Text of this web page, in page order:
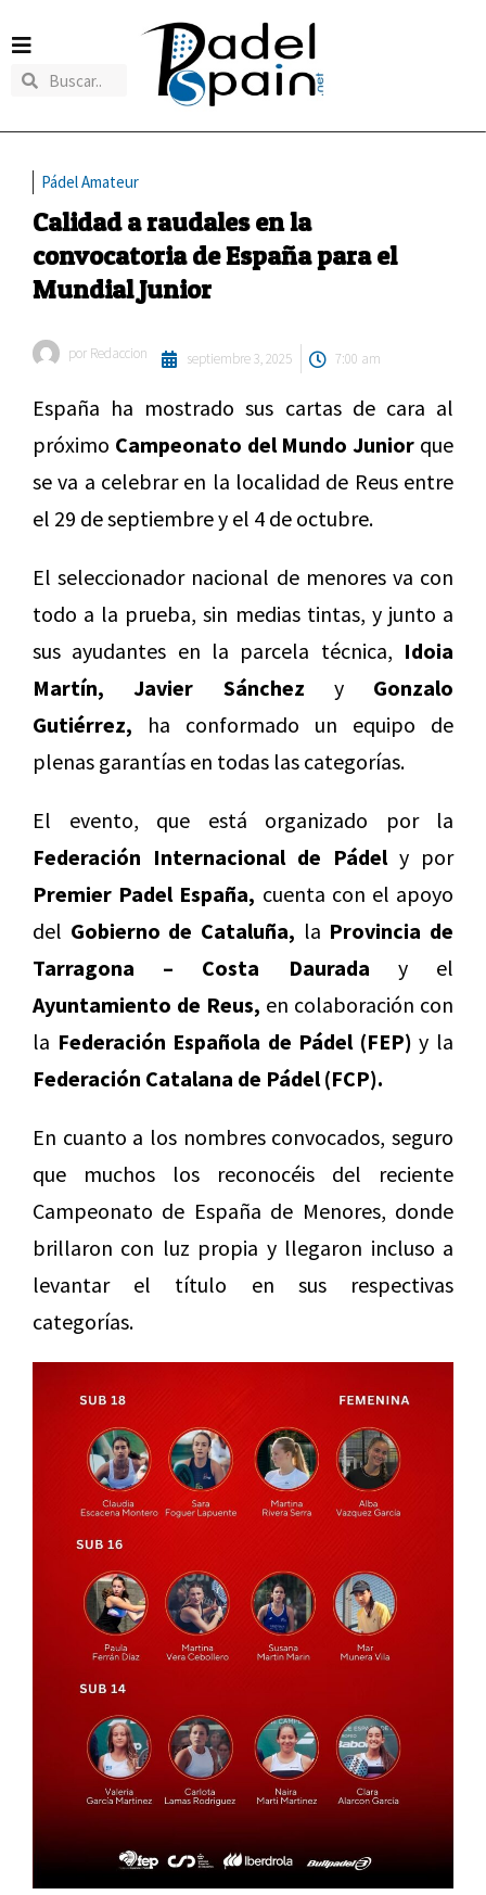
Pádel Amateur
Calidad a raudales en la
convocatoria de España para el
Mundial Junior
por Redaccion septiembre 3, 2025 7:00 am
España ha mostrado sus cartas de cara al
próximo Campeonato del Mundo Junior que
se va a celebrar en la localidad de Reus entre
el 29 de septiembre y el 4 de octubre.
El seleccionador nacional de menores va con
todo a la prueba, sin medias tintas, y junto a
sus ayudantes en la parcela técnica, Idoia
Martín, Javier Sánchez y Gonzalo
Gutiérrez, ha conformado un equipo de
plenas garantías en todas las categorías.
El evento, que está organizado por la
Federación Internacional de Pádely por
Premier Padel España, cuenta con el apoyo
del Gobierno de Cataluña, la Provincia de
Tarragona – Costa Daurada y el
Ayuntamiento de Reus, en colaboración con
la Federación Española de Pádel (FEP) y la
Federación Catalana de Pádel (FCP).
En cuanto a los nombres convocados, seguro
que muchos los reconocéis del reciente
Campeonato de España de Menores, donde
brillaron con luz propia y llegaron incluso a
levantar el título en sus respectivas
categorías.